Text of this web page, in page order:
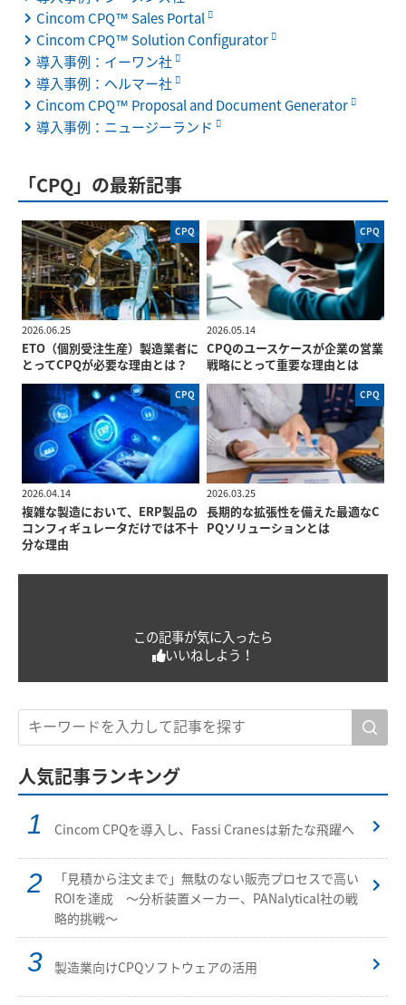
Cincom CPQ™ Sales Portal
Cincom CPQ™ Solution Configurator
導入事例：イーワン社
導入事例：ヘルマー社
Cincom CPQ™ Proposal and Document Generator
導入事例：ニュージーランド
「CPQ」の最新記事
CPQ
2026.06.25
ETO（個別受注生産）製造業者に
とってCPQが必要な理由とは？
CPQ
2026.05.14
CPQのユースケースが企業の営業
戦略にとって重要な理由とは
CPQ
2026.04.14
複雑な製造において、ERP製品の
コンフィギュレータだけでは不十
分な理由
CPQ
2026.03.25
長期的な拡張性を備えた最適なC
PQソリューションとは
この記事が気に入ったら
いいねしよう！
人気記事ランキング
Cincom CPQを導入し、Fassi Cranesは新たな飛躍へ
「見積から注文まで」無駄のない販売プロセスで高い
ROIを達成 ～分析装置メーカー、PANalytical社の戦
略的挑戦～
製造業向けCPQソフトウェアの活用